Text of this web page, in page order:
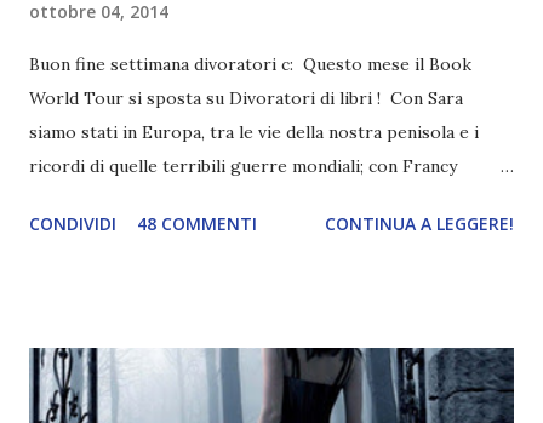
ottobre 04, 2014
Buon fine settimana divoratori c: Questo mese il Book
World Tour si sposta su Divoratori di libri ! Con Sara
siamo stati in Europa, tra le vie della nostra penisola e i
ricordi di quelle terribili guerre mondiali; con Francy
abbiamo vagato nella savana. Ora preparate le valigie che si
obiettivi! OBIETTIVI Iniziamo con un obiettivo facile facile:
un libro ambientato in Australia . Mare, mare, mare !
CONDIVIDI 48 COMMENTI CONTINUA A LEGGERE!